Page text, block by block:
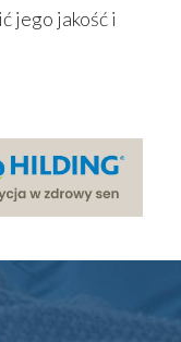
jego jakość i